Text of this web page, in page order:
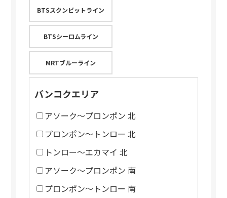
BTSスクンビットライン
BTSシーロムライン
MRTブルーライン
バンコクエリア
アソーク～プロンポン 北
プロンポン～トンロー 北
トンロー～エカマイ 北
アソーク～プロンポン 南
プロンポン～トンロー 南